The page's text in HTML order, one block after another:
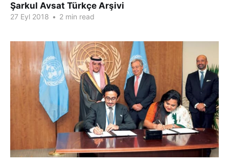
Şarkul Avsat Türkçe Arşivi
27 Eyl 2018 • 2 min read